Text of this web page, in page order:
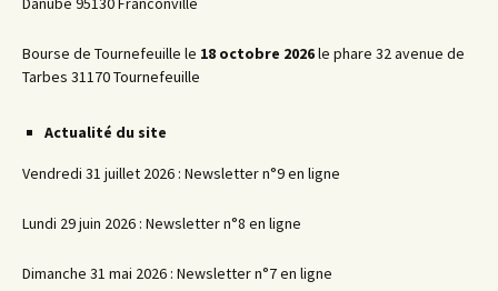
Bourse de Tournefeuille le 18 octobre 2026le phare 32 avenue de
Tarbes 31170 Tournefeuille
Actualité du site
Vendredi 31 juillet 2026 : Newsletter n°9 en ligne
Lundi 29 juin 2026 : Newsletter n°8 en ligne
Dimanche 31 mai 2026 : Newsletter n°7 en ligne